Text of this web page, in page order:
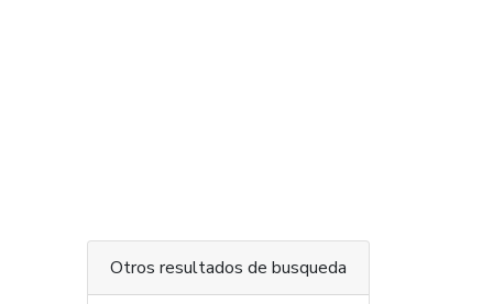
Otros resultados de busqueda